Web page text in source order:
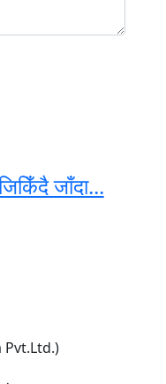
जाँदा...
Pvt.Ltd.)